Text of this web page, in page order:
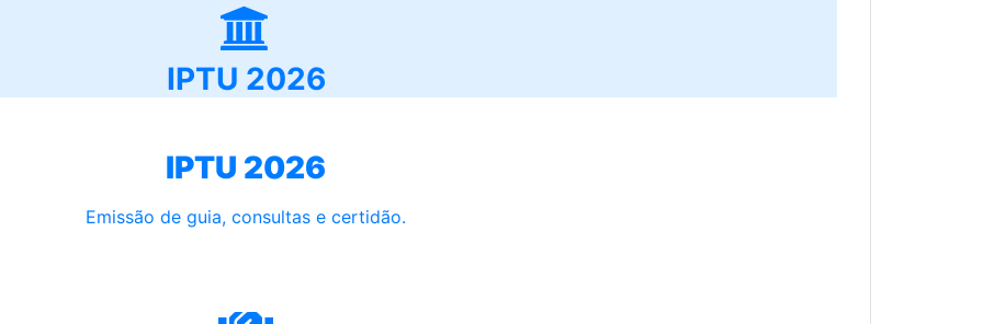
IPTU 2026
IPTU 2026
Emissão de guia, consultas e certidão.